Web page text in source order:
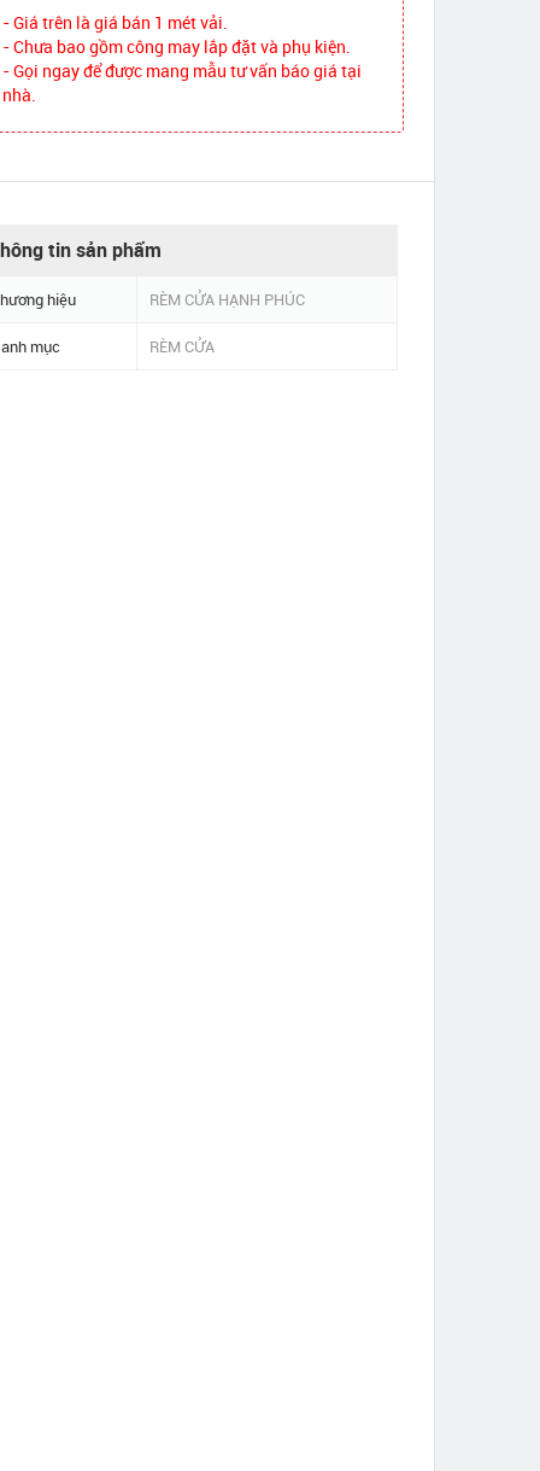
- Giá trên là giá bán 1 mét vải.
- Chưa bao gồm công may lắp đặt và phụ kiện.
- Gọi ngay để được mang mẫu tư vấn báo giá tại
nhà.
tin sản phẩm
hiệu RÈM CỬA HẠNH PHÚC
mục RÈM CỬA